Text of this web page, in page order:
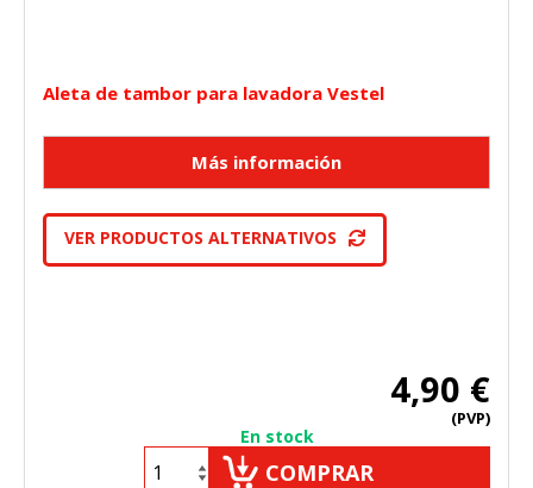
Aleta de tambor para lavadora Vestel
VER PRODUCTOS ALTERNATIVOS
4,90 €
(PVP)
En stock
COMPRAR